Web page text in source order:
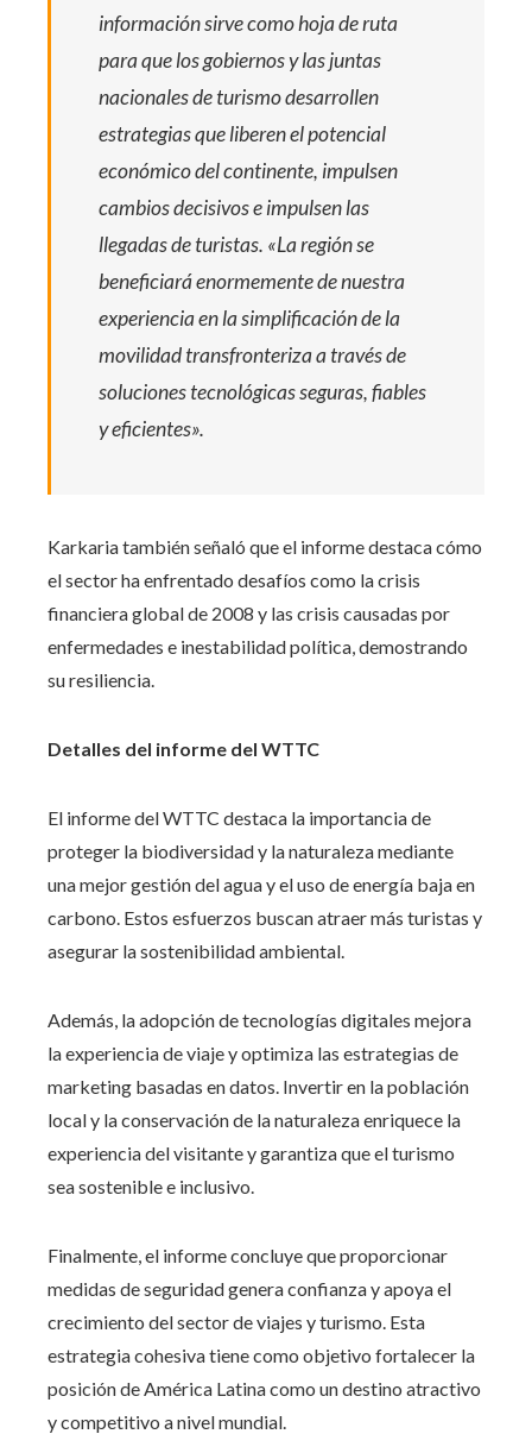
información sirve como hoja de ruta
para que los gobiernos y las juntas
nacionales de turismo desarrollen
estrategias que liberen el potencial
económico del continente, impulsen
cambios decisivos e impulsen las
llegadas de turistas. «La región se
beneficiará enormemente de nuestra
experiencia en la simplificación de la
movilidad transfronteriza a través de
soluciones tecnológicas seguras, fiables
y eficientes».
Karkaria también señaló que el informe destaca cómo
el sector ha enfrentado desafíos como la crisis
financiera global de 2008 y las crisis causadas por
enfermedades e inestabilidad política, demostrando
su resiliencia.
Detalles del informe del WTTC
El informe del WTTC destaca la importancia de
proteger la biodiversidad y la naturaleza mediante
una mejor gestión del agua y el uso de energía baja en
carbono. Estos esfuerzos buscan atraer más turistas y
asegurar la sostenibilidad ambiental.
Además, la adopción de tecnologías digitales mejora
la experiencia de viaje y optimiza las estrategias de
marketing basadas en datos. Invertir en la población
local y la conservación de la naturaleza enriquece la
experiencia del visitante y garantiza que el turismo
sea sostenible e inclusivo.
Finalmente, el informe concluye que proporcionar
medidas de seguridad genera confianza y apoya el
crecimiento del sector de viajes y turismo. Esta
estrategia cohesiva tiene como objetivo fortalecer la
posición de América Latina como un destino atractivo
y competitivo a nivel mundial.